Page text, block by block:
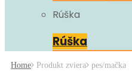
Rúška
Rúška
Home Produkt zviera pes/mačka